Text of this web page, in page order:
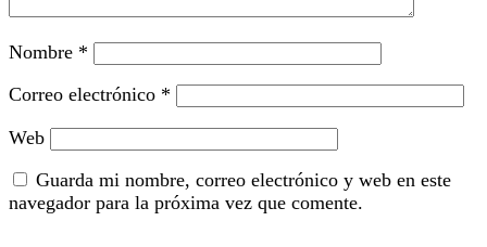
Nombre *
Correo electrónico *
Web
Guarda mi nombre, correo electrónico y web en este
navegador para la próxima vez que comente.